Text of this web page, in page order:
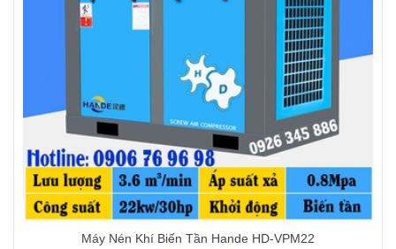
Máy Nén Khí Biến Tần Hande HD-VPM22